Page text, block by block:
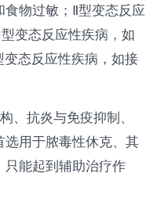
物过敏；Ⅱ型变态反应
变态反应性疾病，如
态反应性疾病，如接
、抗炎与免疫抑制、
用于脓毒性休克、其
能起到辅助治疗作